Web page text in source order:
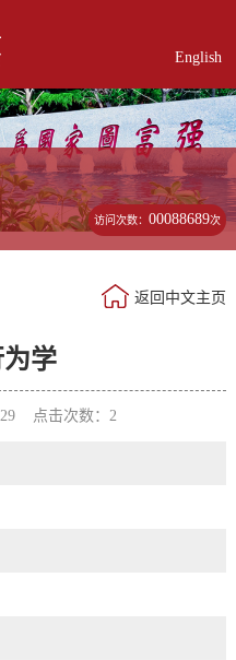
English
访问次数：00088689次
返回中文主页
学
点击次数： 2